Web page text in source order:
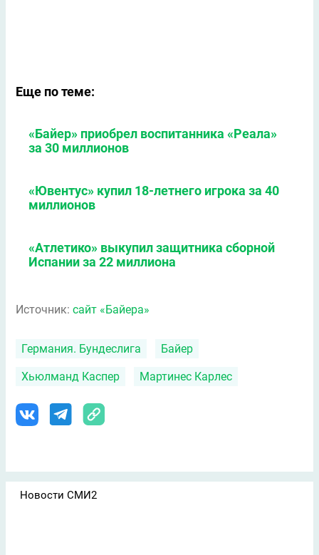
Еще по теме:
«Байер» приобрел воспитанника «Реала»
за 30 миллионов
«Ювентус» купил 18-летнего игрока за 40
миллионов
«Атлетико» выкупил защитника сборной
Испании за 22 миллиона
Источник: сайт «Байера»
Германия. Бундеслига Байер
Хьюлманд Каспер Мартинес Карлес
Новости СМИ2